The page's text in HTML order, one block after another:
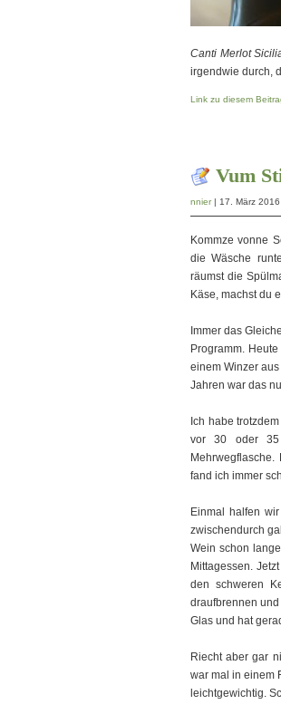
Canti Merlot
irgendwie durch,
Link zu diesem
Vum
nnier| 17. März 2016
Kommze vonne
die Wäsche
räumst die
Käse, machst du
Immer das
Programm.
einem Winzer
Jahren war das
Ich habe
vor 30 oder 35
fand ich immer
Einmal halfen
zwischendurch
Wein schon
Mittagessen.
den schweren
draufbrennen
Glas und hat
Riecht aber gar
war mal in einem
leichtgewichtig.